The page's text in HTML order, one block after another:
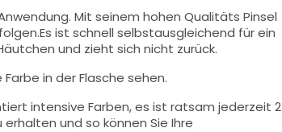
Mit seinem hohen Qualitäts Pinsel
ist schnell selbstausgleichend für ein
und zieht sich nicht zurück.
in der Flasche sehen.
intensive Farben, es ist ratsam jederzeit 2
und so können Sie Ihre